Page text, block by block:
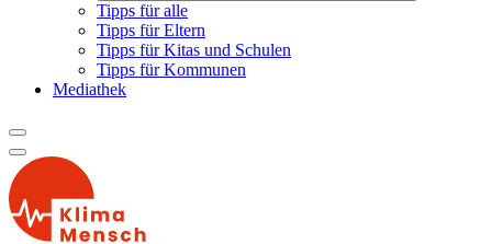
Tipps für alle
Tipps für Eltern
Tipps für Kitas und Schulen
Tipps für Kommunen
Mediathek